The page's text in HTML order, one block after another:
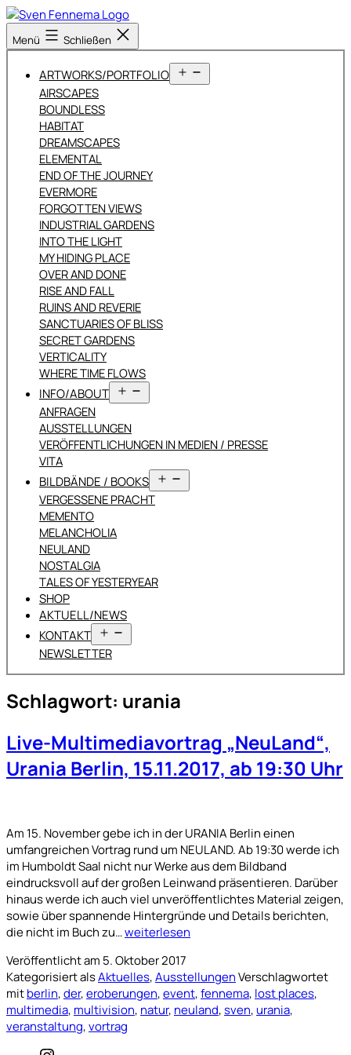
Zum
Inhalt
springen
Sven
Fennema
Menü Schließen
ARTWORKS/PORTFOLIO
öffnen
AIRSCAPES
BOUNDLESS
HABITAT
DREAMSCAPES
ELEMENTAL
END OF THE JOURNEY
EVERMORE
FORGOTTEN VIEWS
INDUSTRIAL GARDENS
INTO THE LIGHT
MY HIDING PLACE
OVER AND DONE
RISE AND FALL
RUINS AND REVERIE
SANCTUARIES OF BLISS
SECRET GARDENS
VERTICALITY
WHERE TIME FLOWS
INFO/ABOUT
öffnen
ANFRAGEN
AUSSTELLUNGEN
VERÖFFENTLICHUNGEN IN MEDIEN / PRESSE
VITA
BILDBÄNDE / BOOKS
öffnen
VERGESSENE PRACHT
MEMENTO
MELANCHOLIA
NEULAND
NOSTALGIA
TALES OF YESTERYEAR
SHOP
AKTUELL/NEWS
KONTAKT
öffnen
NEWSLETTER
Schlagwort: urania
Live-Multimediavortrag „NeuLand“,
Urania Berlin, 15.11.2017, ab 19:30 Uhr
Am 15. November gebe ich in der URANIA Berlin einen
umfangreichen Vortrag rund um NEULAND. Ab 19:30 werde ich
im Humboldt Saal nicht nur Werke aus dem Bildband
eindrucksvoll auf der großen Leinwand präsentieren. Darüber
hinaus werde ich auch viel unveröffentlichtes Material zeigen,
sowie über spannende Hintergründe und Details berichten,
die nicht im Buch zu…Live-
„NeuLand“,
Urania
Berlin,
15.11.2017,
ab
weiterlesen
Veröffentlicht am 5. Oktober 2017
Kategorisiert alsAktuelles,AusstellungenVerschlagwortet
mitberlin,der,eroberungen,event,fennema, lost places,
multimedia, multivision, natur, neuland,sven,urania,
veranstaltung,vortrag